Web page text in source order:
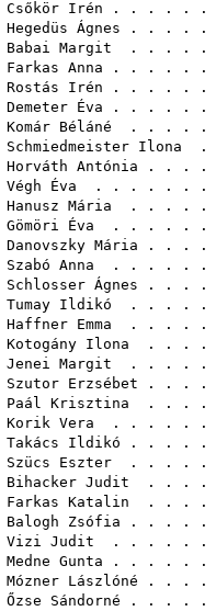
Csőkör Irén . . . . .
Hegedüs Ágnes . . . .
Babai Margit . . . .
Farkas Anna . . . . .
Rostás Irén . . . . .
Demeter Éva . . . . .
Komár Béláné . . . .
Schmiedmeister Ilona
Horváth Antónia . . .
Végh Éva . . . . . .
Hanusz Mária . . . .
Gömöri Éva . . . . .
Danovszky Mária . . .
Szabó Anna . . . . .
Schlosser Ágnes . . .
Tumay Ildikó . . . .
Haffner Emma . . . .
Kotogány Ilona . . .
Jenei Margit . . . .
Szutor Erzsébet . . .
Paál Krisztina . . .
Korik Vera . . . . .
Takács Ildikó . . . .
Szücs Eszter . . . .
Bihacker Judit . . .
Farkas Katalin . . .
Balogh Zsófia . . . .
Vizi Judit . . . . .
Medne Gunta . . . . .
Mózner Lászlóné . . .
Őzse Sándorné . . . .